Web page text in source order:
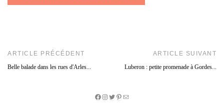
ARTICLE PRÉCÉDENT
Belle balade dans les rues d'Arles...
ARTICLE SUIVANT
Luberon : petite promenade à Gordes...
Facebook
Instagram
Twitter
Pinterest
E-